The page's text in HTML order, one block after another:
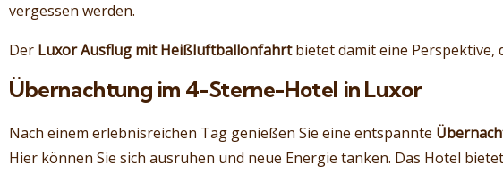
vergessen werden.
Der Luxor Ausflug mit Heißluftballonfahrtbietet damit eine Perspektive,
Übernachtung im 4-Sterne-Hotel in Luxor
Nach einem erlebnisreichen Tag genießen Sie eine entspannte
Hier können Sie sich ausruhen und neue Energie tanken. Das Hotel